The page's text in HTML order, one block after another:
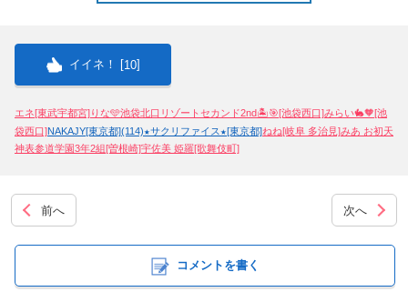
イイネ！ [10]
エネ[東武宇都宮]りな🩵池袋北口リゾートセカンド2nd🏝️🎯[池袋西口]みらい🐇🧡[池
袋西口]NAKAJY[東京都](114)★サクリファイス★[東京都]ねね[岐阜 多治見]みあ お初天
神表参道学園3年2組[曽根崎]宇佐美 姫羅[歌舞伎町]
前へ 次へ
コメントを書く